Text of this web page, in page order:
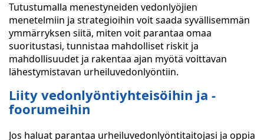
Tutustumalla menestyneiden vedonlyöjien
menetelmiin ja strategioihin voit saada syvällisemmän
ymmärryksen siitä, miten voit parantaa omaa
suoritustasi, tunnistaa mahdolliset riskit ja
mahdollisuudet ja rakentaa ajan myötä voittavan
lähestymistavan urheiluvedonlyöntiin.
Liity vedonlyöntiyhteisöihin ja -
foorumeihin
Jos haluat parantaa urheiluvedonlyöntitaitojasi ja oppia